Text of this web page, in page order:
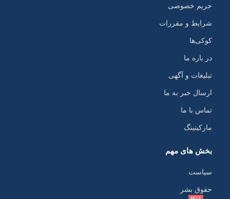
حریم خصوصی
شرایط و مقررات
کوکی‌ها
در باره ما
تبلیغات و آگهی
ارسال خبر به ما
تماس با ما
مارکیتینگ
بخش های مهم
سیاست
حقوق بشر